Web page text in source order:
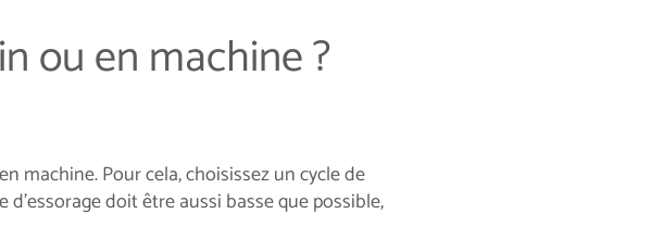
ou en machine ?
machine. Pour cela, choisissez un cycle de
doit être aussi basse que possible,